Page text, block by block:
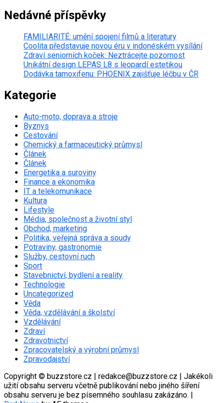
Nedávné příspěvky
FAMILIARITÉ: umění spojení filmů a literatury
Coolita představuje novou éru v indonéském vysílání
Zdraví seniorních koček: Neztrácejte pozornost
Unikátní design LEPAS L8 s leopardí estetikou
Dodávka tamoxifenu: PHOENIX zajišťuje léčbu v ČR
Kategorie
Auto-moto, doprava a stroje
Byznys
Cestování
Chemický a farmaceutický průmysl
Článek
Článek
Energetika a suroviny
Finance a ekonomika
IT a telekomunikace
Kultura
Lifestyle
Média, společnost a životní styl
Obchod, marketing
Politika, veřejná správa a soudy
Potraviny, gastronomie
Služby, cestovní ruch
Sport
Stavebnictví, bydlení a reality
Technologie
Uncategorized
Věda
Věda, vzdělávání a školství
Vzdělávání
Zdraví
Zdravotnictví
Zpracovatelský a výrobní průmysl
Zpravodajství
Copyright © buzzstore.cz | redakce@buzzstore.cz | Jakékoli
užití obsahu serveru včetně publikování nebo jiného šíření
obsahu serveru je bez písemného souhlasu zakázáno.